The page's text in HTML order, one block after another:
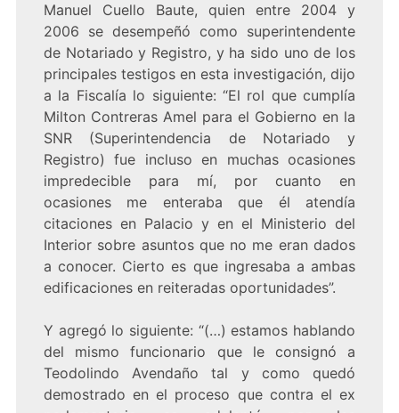
Manuel Cuello Baute, quien entre 2004 y
2006 se desempeñó como superintendente
de Notariado y Registro, y ha sido uno de los
principales testigos en esta investigación, dijo
a la Fiscalía lo siguiente: “El rol que cumplía
Milton Contreras Amel para el Gobierno en la
SNR (Superintendencia de Notariado y
Registro) fue incluso en muchas ocasiones
impredecible para mí, por cuanto en
ocasiones me enteraba que él atendía
citaciones en Palacio y en el Ministerio del
Interior sobre asuntos que no me eran dados
a conocer. Cierto es que ingresaba a ambas
edificaciones en reiteradas oportunidades”.
Y agregó lo siguiente: “(…) estamos hablando
del mismo funcionario que le consignó a
Teodolindo Avendaño tal y como quedó
demostrado en el proceso que contra el ex